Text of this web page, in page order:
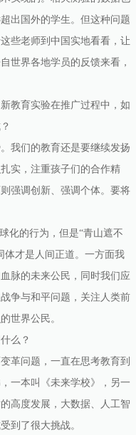
出国外的学生。但这种问题
些老师到中国实地看看，让
世界各地学员的反馈来看，
教育实验在推广过程中，如
我们的教育还是要继续发扬
实，注重孩子们的合作精
强调创新、强调个体。要将
化的行为，但是“青山遮不
体才是人间正道。一方面我
脉的未来公民，同时我们应
争与和平问题，关注人类前
世界公民。
么？
革问题，一直在思考教育到
一本叫《未来学校》，另一
高度发展，大数据、人工智
到了很大挑战。